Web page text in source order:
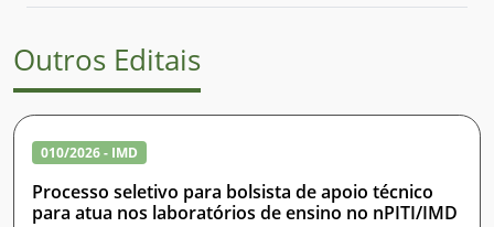
Outros Editais
010/2026 - IMD
Processo seletivo para bolsista de apoio técnico
para atua nos laboratórios de ensino no nPITI/IMD